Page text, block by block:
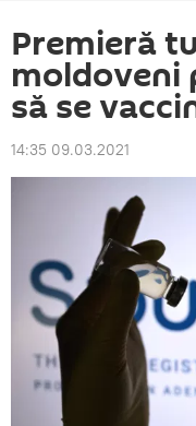
Premieră
moldoveni
să se
14:35 09.03.2021